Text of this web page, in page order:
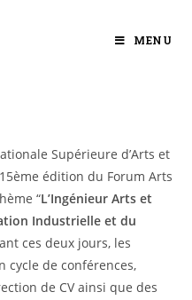
MENU
Supérieure d’Arts et
édition du Forum Arts
“L’Ingénieur Arts et
Industrielle et du
ces deux jours, les
cycle de conférences,
de CV ainsi que des